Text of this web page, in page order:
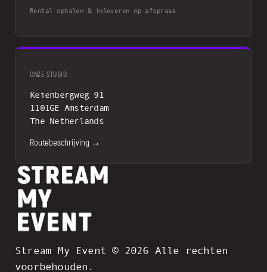
Rental ophalen & inleveren op afspraak
ONZE STUDIO
Keienbergweg 91
1101GE Amsterdam
The Netherlands
Routebeschrijving →
Stream My Event © 2026 Alle rechten
voorbehouden.